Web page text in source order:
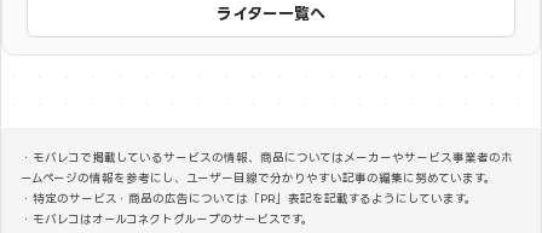
ライター一覧へ
・モバレコで掲載しているサービスの情報、商品についてはメーカーやサービス事業者のホ
ームページの情報を参考にし、ユーザー目線で分かりやすい記事の編集に努めています。
・特定のサービス・商品の広告については「PR」表記を記載するようにしています。
・モバレコはオールコネクトグループのサービスです。